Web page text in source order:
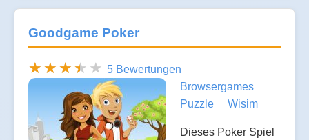
Goodgame Poker
5 Bewertungen
Browsergames
Puzzle
Wisim
Dieses Poker Spiel